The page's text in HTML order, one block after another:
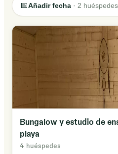
📅Añadir fecha · 2 huéspedes
Bungalow y estudio de
playa
4 huéspedes